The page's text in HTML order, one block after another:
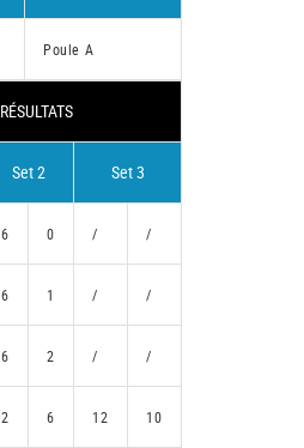
Poule A
RÉSULTATS
Set 2 Set 3
6 0 / /
6 1 / /
6 2 / /
2 6 12 10